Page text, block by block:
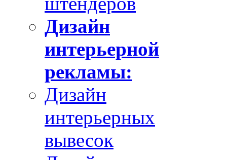
Дизайн
интерьерной
рекламы:
Дизайн
интерьерных
вывесок